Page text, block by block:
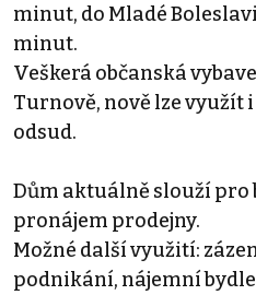
minut, do Mladé
minut.
Veškerá občanská
Turnově, nově lze využít
odsud.
Dům aktuálně slouží pro
pronájem prodejny.
Možné další využití:
podnikání, nájemní